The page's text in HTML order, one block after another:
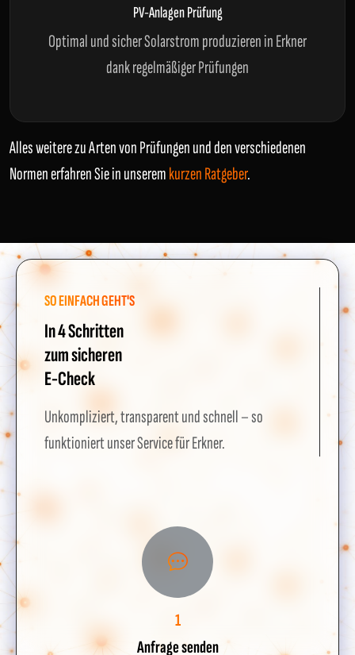
PV-Anlagen Prüfung
Optimal und sicher Solarstrom produzieren in Erkner
dank regelmäßiger Prüfungen
Alles weitere zu Arten von Prüfungen und den verschiedenen
Normen erfahren Sie in unseremkurzen Ratgeber.
SO EINFACH GEHT'S
In 4 Schritten
zum sicheren
E-Check
Unkompliziert, transparent und schnell – so
funktioniert unser Service für Erkner.
1
Anfrage senden